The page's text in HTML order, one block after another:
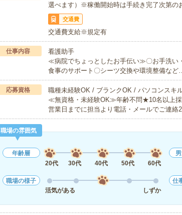
選べます）※稼働開始時は手続き完了次第の
交通費
交通費支給※規定有
仕事内容
看護助手
≪病院でちょっとしたお手伝い≫〇お手洗い
食事のサポート〇シーツ交換や環境整備な
応募資格
職種未経験OK / ブランクOK / パソコンスキ
≪無資格・未経験OK≫年齢不問★10名以上
営業日までに担当より電話・メールでご連絡
職場の雰囲気
年齢層
20代
30代 40代 50代 60代
職場の様子
活気がある
しずか
仕